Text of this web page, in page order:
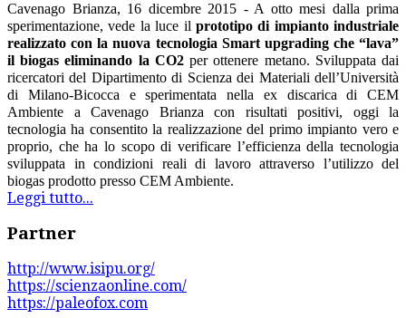
Cavenago Brianza, 16 dicembre 2015 - A otto mesi dalla prima
sperimentazione, vede la luce il prototipo di impianto industriale
realizzato con la nuova tecnologia Smart upgrading che “lava”
il biogas eliminando la CO2per ottenere metano. Sviluppata dai
ricercatori del Dipartimento di Scienza dei Materiali dell’Università
di Milano-Bicocca e sperimentata nella ex discarica di CEM
Ambiente a Cavenago Brianza con risultati positivi, oggi la
tecnologia ha consentito la realizzazione del primoimpianto vero e
proprio, che ha lo scopo di verificare l’efficienza della tecnologia
sviluppata in condizioni reali di lavoro attraverso l’utilizzo del
biogas prodotto presso CEM Ambiente.
Leggi tutto...
Partner
http://www.isipu.org/
https://scienzaonline.com/
https://paleofox.com